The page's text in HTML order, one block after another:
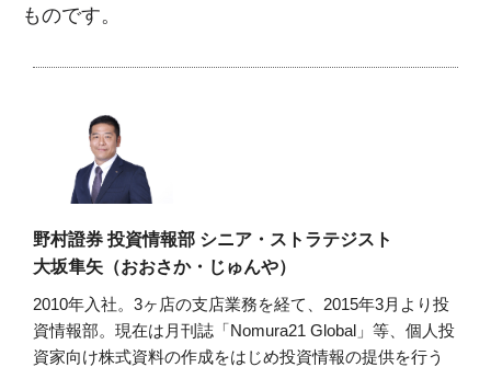
ものです。
野村證券 投資情報部 シニア・ストラテジスト
大坂隼矢（おおさか・じゅんや）
2010年入社。3ヶ店の支店業務を経て、2015年3月より投
資情報部。現在は月刊誌「Nomura21 Global」等、個人投
資家向け株式資料の作成をはじめ投資情報の提供を行う